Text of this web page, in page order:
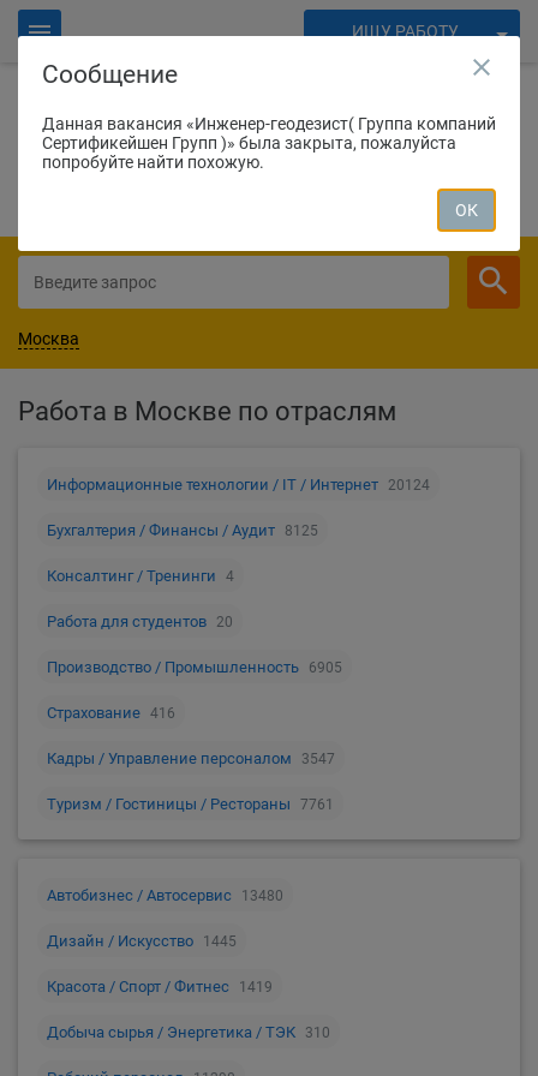
ИЩУ РАБОТУ
ИЩУ СОТРУДНИКОВ
Для работодателей
1887соискателей нашли работу вчера
Москва
Работа в Москве по отраслям
Информационные технологии / IT / Интернет 20124
Бухгалтерия / Финансы / Аудит 8125
Консалтинг / Тренинги 4
Работа для студентов 20
Производство / Промышленность 6905
Страхование 416
Кадры / Управление персоналом 3547
Туризм / Гостиницы / Рестораны 7761
Автобизнес / Автосервис 13480
Дизайн / Искусство 1445
Красота / Спорт / Фитнес 1419
Добыча сырья / Энергетика / ТЭК 310
close
Сообщение
Данная вакансия «Инженер-геодезист( Группа компаний
Сертификейшен Групп )» была закрыта, пожалуйста
попробуйте найти похожую.
ОК